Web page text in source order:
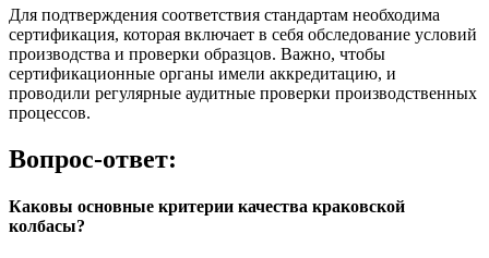
Для подтверждения соответствия стандартам необходима
сертификация, которая включает в себя обследование условий
производства и проверки образцов. Важно, чтобы
сертификационные органы имели аккредитацию, и
проводили регулярные аудитные проверки производственных
процессов.
Вопрос-ответ:
Каковы основные критерии качества краковской
колбасы?